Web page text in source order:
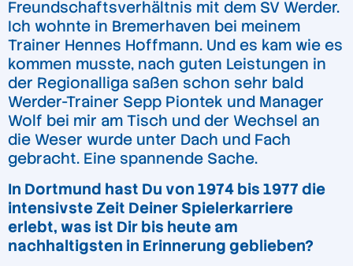
Freundschaftsverhältnis mit dem SV Werder.
Ich wohnte in Bremerhaven bei meinem
Trainer Hennes Hoffmann. Und es kam wie es
kommen musste, nach guten Leistungen in
der Regionalliga saßen schon sehr bald
Werder-Trainer Sepp Piontek und Manager
Wolf bei mir am Tisch und der Wechsel an
die Weser wurde unter Dach und Fach
gebracht. Eine spannende Sache.
In Dortmund hast Du von 1974 bis 1977 die
intensivste Zeit Deiner Spielerkarriere
erlebt, was ist Dir bis heute am
nachhaltigsten in Erinnerung geblieben?